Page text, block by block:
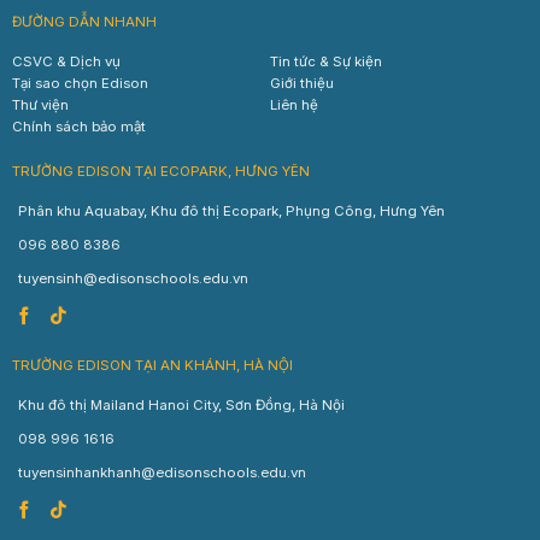
ĐƯỜNG DẪN NHANH
CSVC & Dịch vụ
Tin tức & Sự kiện
Tại sao chọn Edison
Giới thiệu
Thư viện
Liên hệ
Chính sách bảo mật
TRƯỜNG EDISON TẠI ECOPARK, HƯNG YÊN
Phân khu Aquabay, Khu đô thị Ecopark, Phụng Công, Hưng Yên
096 880 8386
tuyensinh@edisonschools.edu.vn
TRƯỜNG EDISON TẠI AN KHÁNH, HÀ NỘI
Khu đô thị Mailand Hanoi City, Sơn Đồng, Hà Nội
098 996 1616
tuyensinhankhanh@edisonschools.edu.vn